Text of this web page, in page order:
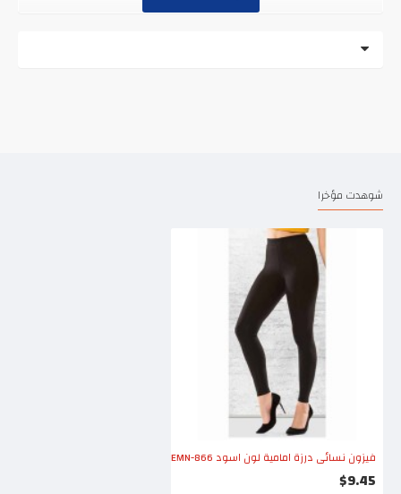
شوهدت مؤخرا
فيزون نسائي درزة امامية لون اسود EMN-866
$9.45